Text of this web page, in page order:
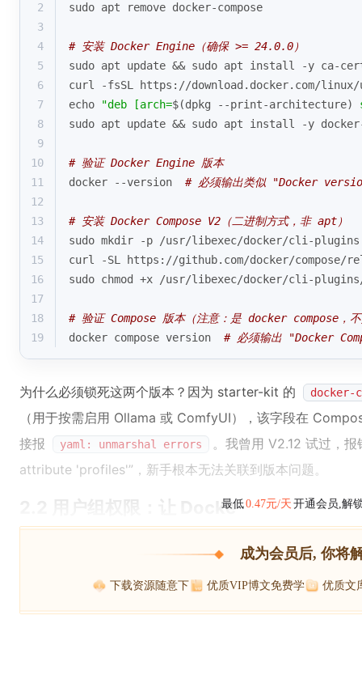
2
sudo apt remove docker-compose
3
4
# 安装 Docker Engine（确保 >= 24.0.0）
5
sudo apt update && sudo apt install -y ca-
6
curl -fsSL https://download.docker.com/
7
echo "deb [arch=$(dpkg --print-architecture)
8
sudo apt update && sudo apt install -y
9
10
# 验证 Docker Engine 版本
11
docker --version # 必须输出类似 "Docker
12
13
# 安装 Docker Compose V2（二进制方式，非 apt）
14
sudo mkdir -p /usr/libexec/docker/cli-plugins
15
curl -SL https://github.com/docker/compose/
16
sudo chmod +x /usr/libexec/docker/cli-plugins/
17
18
# 验证 Compose 版本（注意：是 docker compose，
19
docker compose version # 必须输出 "Docker
为什么必须锁死这两个版本？因为 starter-kit 的 docker-
（用于按需启用 Ollama 或 ComfyUI），该字段在
接报
yaml: unmarshal errors
。我曾用 V2.12 试过，
attribute 'profiles'”，新手根本无法关联到版本问题。
2.2 用户组权限：让 Docke
最低0.47元/天 开通会员,解
成为会员后, 你将
下载资源随意下 优质VIP博文免费学 优质文